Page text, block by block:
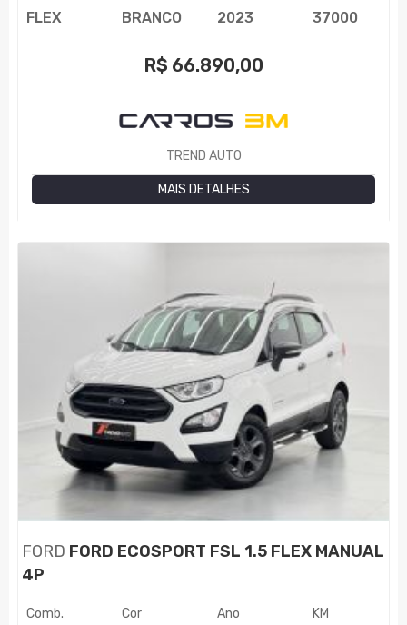
FLEX BRANCO 2023 37000
R$ 66.890,00
TREND AUTO
MAIS DETALHES
FORD FORD ECOSPORT FSL 1.5 FLEX MANUAL
4P
Comb. Cor Ano KM